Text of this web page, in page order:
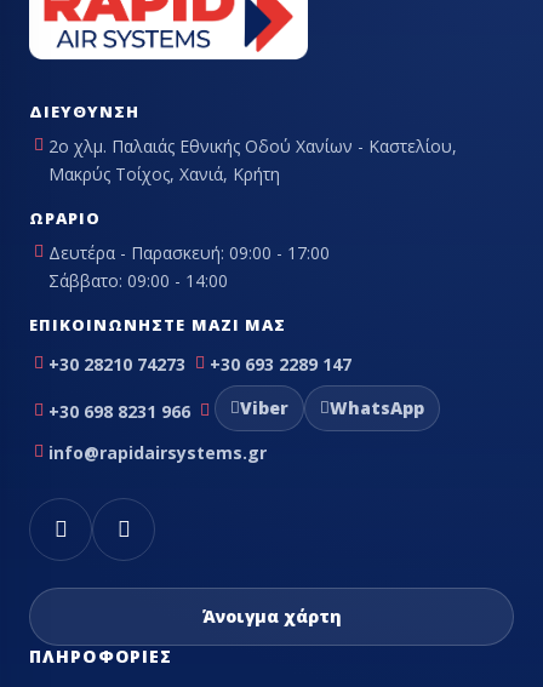
ΔΙΕΎΘΥΝΣΗ
2ο χλμ. Παλαιάς Εθνικής Οδού Χανίων - Καστελίου,
Μακρύς Τοίχος, Χανιά, Κρήτη
ΩΡΆΡΙΟ
Δευτέρα - Παρασκευή: 09:00 - 17:00
Σάββατο: 09:00 - 14:00
ΕΠΙΚΟΙΝΩΝΉΣΤΕ ΜΑΖΊ ΜΑΣ
+30 28210 74273 +30 693 2289 147
+30 698 8231 966 Viber
WhatsApp
info@rapidairsystems.gr
Άνοιγμα χάρτη
ΠΛΗΡΟΦΟΡΊΕΣ